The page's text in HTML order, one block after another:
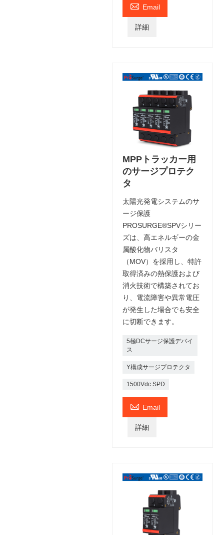
 Email
詳細
MPPトラッカー用
のサージプロテク
タ
太陽光発電システムのサ
ージ保護
PROSURGE®SPVシリー
ズは、高エネルギーの金
属酸化物バリスタ
（MOV）を採用し、特許
取得済みの熱保護および
消火技術で構築されてお
り、電流障害や異常電圧
が発生した場合でも安全
に切断できます。
5極DCサージ保護デバイ
ス
Y構成サージプロテクタ
1500Vdc SPD
 Email
詳細